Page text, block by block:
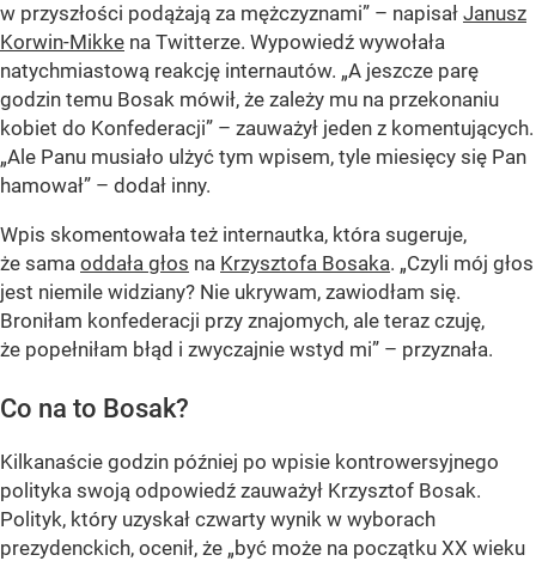
w przyszłości podążają za mężczyznami” – napisał Janusz
Korwin-Mikke na Twitterze. Wypowiedź wywołała
natychmiastową reakcję internautów. „A jeszcze parę
godzin temu Bosak mówił, że zależy mu na przekonaniu
kobiet do Konfederacji” – zauważył jeden z komentujących.
„Ale Panu musiało ulżyć tym wpisem, tyle miesięcy się Pan
hamował” – dodał inny.
Wpis skomentowała też internautka, która sugeruje,
że sama oddała głos na Krzysztofa Bosaka. „Czyli mój głos
jest niemile widziany? Nie ukrywam, zawiodłam się.
Broniłam konfederacji przy znajomych, ale teraz czuję,
że popełniłam błąd i zwyczajnie wstyd mi” – przyznała.
Co na to Bosak?
Kilkanaście godzin później po wpisie kontrowersyjnego
polityka swoją odpowiedź zauważył Krzysztof Bosak.
Polityk, który uzyskał czwarty wynik w wyborach
prezydenckich, ocenił, że „być może na początku XX wieku